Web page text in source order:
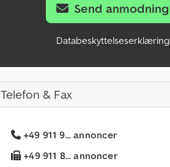
Send anmodning
Databeskyttelseserklæring
Telefon & Fax
+49 911 9... annoncer
+49 911 8... annoncer